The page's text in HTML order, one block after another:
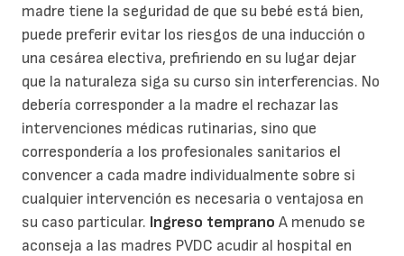
madre tiene la seguridad de que su bebé está bien,
puede preferir evitar los riesgos de una inducción o
una cesárea electiva, prefiriendo en su lugar dejar
que la naturaleza siga su curso sin interferencias. No
debería corresponder a la madre el rechazar las
intervenciones médicas rutinarias, sino que
correspondería a los profesionales sanitarios el
convencer a cada madre individualmente sobre si
cualquier intervención es necesaria o ventajosa en
su caso particular. Ingreso temprano A menudo se
aconseja a las madres PVDC acudir al hospital en